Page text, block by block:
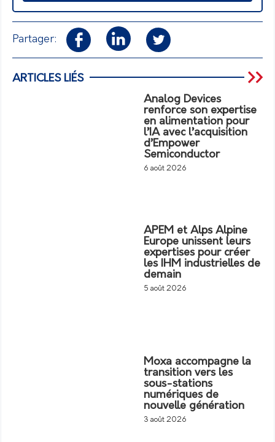
Partager:
ARTICLES LIÉS
Analog Devices
renforce son expertise
en alimentation pour
l’IA avec l’acquisition
d’Empower
Semiconductor
6 août 2026
APEM et Alps Alpine
Europe unissent leurs
expertises pour créer
les IHM industrielles de
demain
5 août 2026
Moxa accompagne la
transition vers les
sous-stations
numériques de
nouvelle génération
3 août 2026